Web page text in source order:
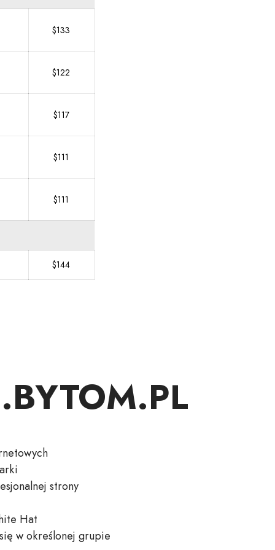
$133
$122
$117
$111
$111
$144
strony
Hat
w określonej grupie